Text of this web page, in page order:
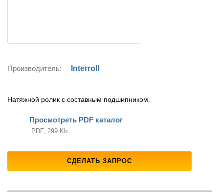
Производитель: Interroll
Натяжной ролик c составным подшипником.
Просмотреть PDF каталог
.PDF, 299 Kb
СДЕЛАТЬ ЗАПРОС